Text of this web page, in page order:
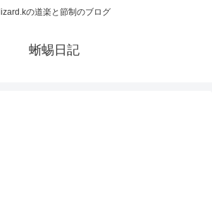
lizard.kの道楽と節制のブログ
蜥蜴日記